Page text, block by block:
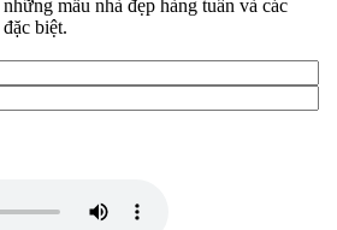
mẫu nhà đẹp hàng tuần và các
biệt.